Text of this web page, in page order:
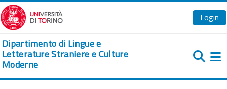
Vai al contenuto principale
Login
Dipartimento di Lingue e
Letterature Straniere e Culture
Moderne